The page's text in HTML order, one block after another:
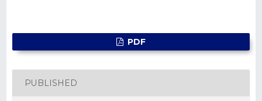
PDF
PUBLISHED